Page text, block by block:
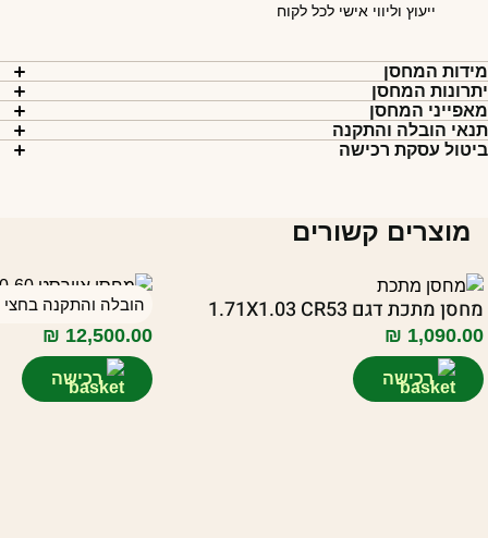
ייעוץ וליווי אישי לכל לקוח
המחסן
המחסן
המחסן
הובלה והתקנה
עסקת רכישה
מוצרים קשורים
מחסן מתכת דגם 1.71X1.03 CR53
₪ 1,090.00
רכישה
הובלה והתקנה בחצי
יחידת אוורסט 20/60 בצבע לבן/שחור
₪ 12,500.00
רכישה